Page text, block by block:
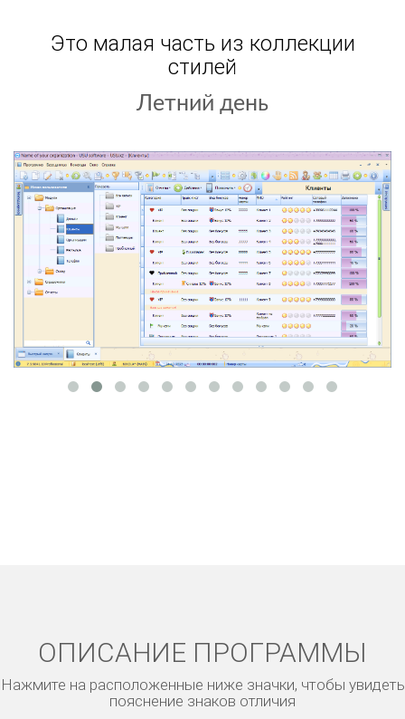
Это малая часть из коллекции
стилей
Новый год
ОПИСАНИЕ ПРОГРАММЫ
Нажмите на расположенные ниже значки, чтобы увидеть
пояснение знаков отличия